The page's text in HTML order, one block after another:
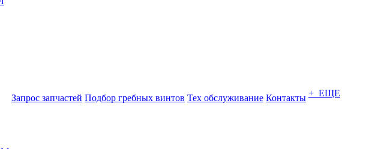
Запрос запчастей Подбор гребных винтов Тех обслуживание Контакты + ЕЩЕ